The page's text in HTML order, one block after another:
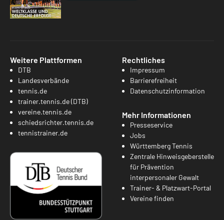
Weitere Plattformen
DTB
Landesverbände
tennis.de
trainer.tennis.de (DTB)
vereine.tennis.de
schiedsrichter.tennis.de
tennistrainer.de
Rechtliches
Impressum
Barrierefreiheit
Datenschutzinformation
Mehr Informationen
Presseservice
Jobs
Württemberg Tennis
Zentrale Hinweisgeberstelle
für Prävention
interpersonaler Gewalt
Trainer- & Platzwart-Portal
Vereine finden